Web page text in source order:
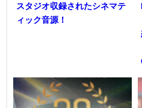
スタジオ収録されたシネマテ
ィック音源！